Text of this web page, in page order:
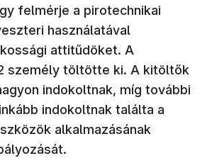
felmérje a pirotechnikai
használatával
attitűdöket. A
személy töltötte ki. A kitöltők
indokoltnak, míg további
indokoltnak találta a
alkalmazásának